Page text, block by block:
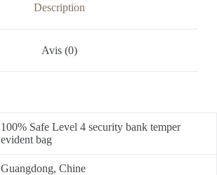
Description
Avis (0)
100% Safe Level 4 security bank temper
evident bag
Guangdong, Chine